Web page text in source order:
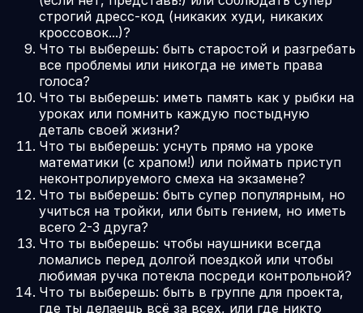
строгий дресс-код (никаких худи, никаких
кроссовок...)?
Что ты выберешь: быть старостой и разгребать
все проблемы или никогда не иметь права
голоса?
Что ты выберешь: иметь память как у рыбки на
уроках или помнить каждую постыдную
деталь своей жизни?
Что ты выберешь: уснуть прямо на уроке
математики (с храпом!) или поймать приступ
неконтролируемого смеха на экзамене?
Что ты выберешь: быть супер популярным, но
учиться на тройки, или быть гением, но иметь
всего 2-3 друга?
Что ты выберешь: чтобы наушники всегда
ломались перед долгой поездкой или чтобы
любимая ручка потекла посреди контрольной?
Что ты выберешь: быть в группе для проекта,
где ты делаешь всё за всех, или где никто